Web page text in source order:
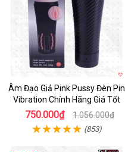
Âm Đạo Giả Pink Pussy Đèn Pin
Vibration Chính Hãng Giá Tốt
750.000₫ 1.056.000₫
(853)